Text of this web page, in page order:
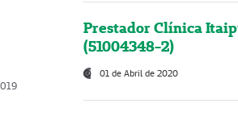
Prestador Clínica
(51004348-2)
01 de Abril de 2020